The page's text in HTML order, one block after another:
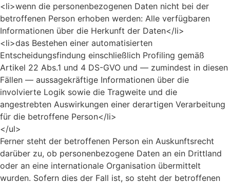
<li>wenn die personenbezogenen Daten nicht bei der
betroffenen Person erhoben werden: Alle verfügbaren
Informationen über die Herkunft der Daten</li>
<li>das Bestehen einer automatisierten
Entscheidungsfindung einschließlich Profiling gemäß
Artikel 22 Abs.1 und 4 DS-GVO und — zumindest in diesen
Fällen — aussagekräftige Informationen über die
involvierte Logik sowie die Tragweite und die
angestrebten Auswirkungen einer derartigen Verarbeitung
für die betroffene Person</li>
</ul>
Ferner steht der betroffenen Person ein Auskunftsrecht
darüber zu, ob personenbezogene Daten an ein Drittland
oder an eine internationale Organisation übermittelt
wurden. Sofern dies der Fall ist, so steht der betroffenen